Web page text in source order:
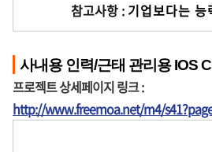
참고사항 : 기업보다는
사내용 인력/근태 관리용 IOS
프로젝트 상세페이지 링크 :
http://www.freemoa.net/m4/